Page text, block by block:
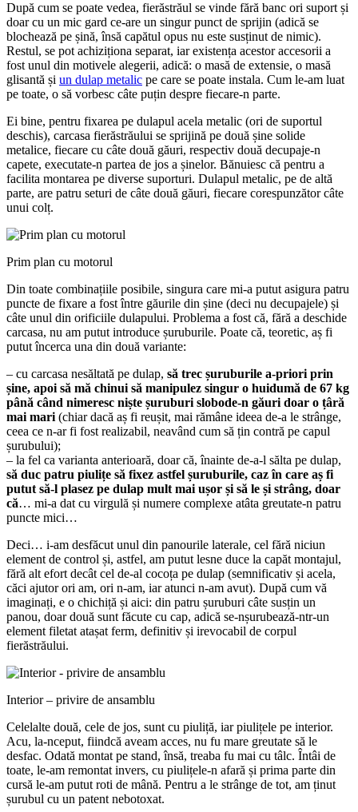
După cum se poate vedea, fierăstrăul se vinde fără banc ori suport și
doar cu un mic gard ce-are un singur punct de sprijin (adică se
blochează pe șină, însă capătul opus nu este susținut de nimic).
Restul, se pot achiziționa separat, iar existența acestor accesorii a
fost unul din motivele alegerii, adică: o masă de extensie, o masă
glisantă și un dulap metalic pe care se poate instala. Cum le-am luat
pe toate, o să vorbesc câte puțin despre fiecare-n parte.
Ei bine, pentru fixarea pe dulapul acela metalic (ori de suportul
deschis), carcasa fierăstrăului se sprijină pe două șine solide
metalice, fiecare cu câte două găuri, respectiv două decupaje-n
capete, executate-n partea de jos a șinelor. Bănuiesc că pentru a
facilita montarea pe diverse suporturi. Dulapul metalic, pe de altă
parte, are patru seturi de câte două găuri, fiecare corespunzător câte
unui colț.
Prim plan cu motorul
Din toate combinațiile posibile, singura care mi-a putut asigura patru
puncte de fixare a fost între găurile din șine (deci nu decupajele) și
câte unul din orificiile dulapului. Problema a fost că, fără a deschide
carcasa, nu am putut introduce șuruburile. Poate că, teoretic, aș fi
putut încerca una din două variante:
– cu carcasa nesăltată pe dulap, să trec șuruburile a-priori prin
șine, apoi să mă chinui să manipulez singur o huidumă de 67 kg
până când nimeresc niște șuruburi slobode-n găuri doar o țâră
mai mari (chiar dacă aș fi reușit, mai rămâne ideea de-a le strânge,
ceea ce n-ar fi fost realizabil, neavând cum să țin contră pe capul
șurubului);
– la fel ca varianta anterioară, doar că, înainte de-a-l sălta pe dulap,
să duc patru piulițe să fixez astfel șuruburile, caz în care aș fi
putut să-l plasez pe dulap mult mai ușor și să le și strâng, doar
că… mi-a dat cu virgulă și numere complexe atâta greutate-n patru
puncte mici…
Deci… i-am desfăcut unul din panourile laterale, cel fără niciun
element de control și, astfel, am putut lesne duce la capăt montajul,
fără alt efort decât cel de-al cocoța pe dulap (semnificativ și acela,
căci ajutor ori am, ori n-am, iar atunci n-am avut). După cum vă
imaginați, e o chichiță și aici: din patru șuruburi câte susțin un
panou, doar două sunt făcute cu cap, adică se-nșurubează-ntr-un
element filetat atașat ferm, definitiv și irevocabil de corpul
fierăstrăului.
Interior – privire de ansamblu
Celelalte două, cele de jos, sunt cu piuliță, iar piulițele pe interior.
Acu, la-nceput, fiindcă aveam acces, nu fu mare greutate să le
desfac. Odată montat pe stand, însă, treaba fu mai cu tâlc. Întâi de
toate, le-am remontat invers, cu piulițele-n afară și prima parte din
cursă le-am putut roti de mână. Pentru a le strânge de tot, am ținut
șurubul cu un patent nebotoxat.